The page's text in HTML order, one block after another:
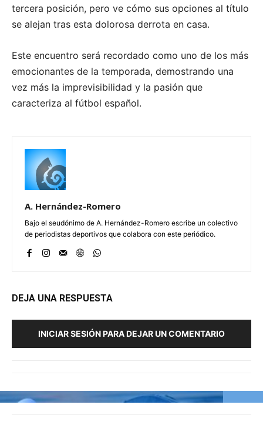
tercera posición, pero ve cómo sus opciones al título
se alejan tras esta dolorosa derrota en casa.
Este encuentro será recordado como uno de los más
emocionantes de la temporada, demostrando una
vez más la imprevisibilidad y la pasión que
caracteriza al fútbol español.
A. Hernández-Romero
Bajo el seudónimo de A. Hernández-Romero escribe un colectivo
de periodistas deportivos que colabora con este periódico.
DEJA UNA RESPUESTA
INICIAR SESIÓN PARA DEJAR UN COMENTARIO